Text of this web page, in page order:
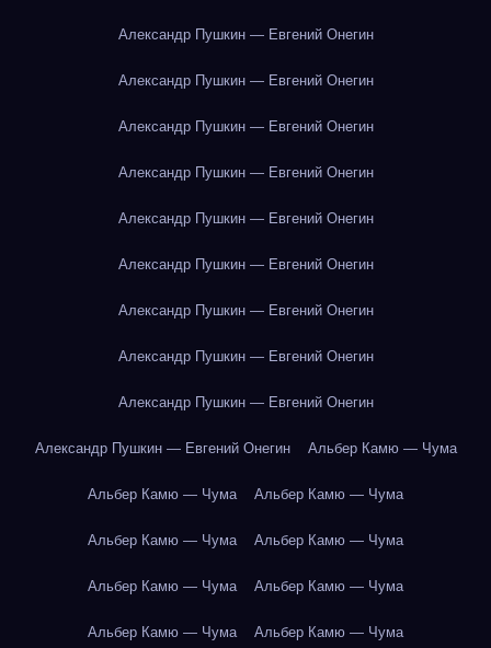
Александр Пушкин — Евгений Онегин
Александр Пушкин — Евгений Онегин
Александр Пушкин — Евгений Онегин
Александр Пушкин — Евгений Онегин
Александр Пушкин — Евгений Онегин
Александр Пушкин — Евгений Онегин
Александр Пушкин — Евгений Онегин
Александр Пушкин — Евгений Онегин
Александр Пушкин — Евгений Онегин
Александр Пушкин — Евгений Онегин Альбер Камю — Чума
Альбер Камю — Чума Альбер Камю — Чума
Альбер Камю — Чума Альбер Камю — Чума
Альбер Камю — Чума Альбер Камю — Чума
Альбер Камю — Чума Альбер Камю — Чума